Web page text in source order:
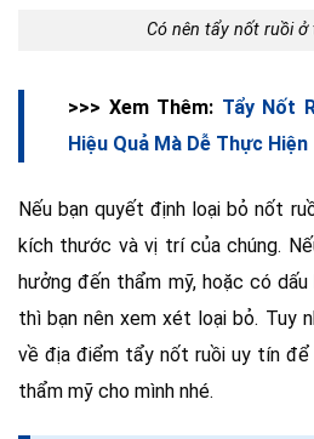
Có nên tẩy nốt ruồi ở
>>> Xem Thêm: Tẩy Nốt
Hiệu Quả Mà Dễ Thực Hiện
Nếu bạn quyết định loại bỏ nốt
kích thước và vị trí của chúng.
hưởng đến thẩm mỹ, hoặc có
thì bạn nên xem xét loại bỏ. Tuy
về địa điểm tẩy nốt ruồi uy tín
thẩm mỹ cho mình nhé.